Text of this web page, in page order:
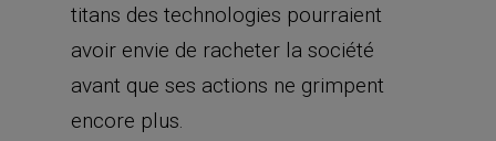
titans des technologies pourraient
avoir envie de racheter la société
avant que ses actions ne grimpent
encore plus.